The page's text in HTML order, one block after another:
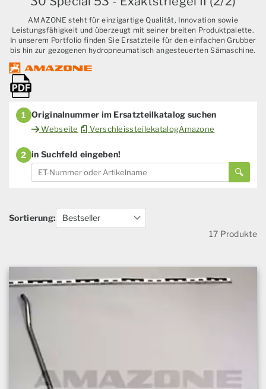
AMAZONE steht für einzigartige Qualität, Innovation sowie
Leistungsfähigkeit und überzeugt mit seiner breiten Produktpalette.
In unserem Portfolio finden Sie Ersatzteile für den einfachen Grubber
bis hin zur gezogenen hydropneumatisch angesteuerten Sämaschine.
1 Originalnummer im Ersatzteilkatalog suchen
Webseite VerschleissteilekatalogAmazone
2 in Suchfeld eingeben!
Sortierung:
17 Produkte